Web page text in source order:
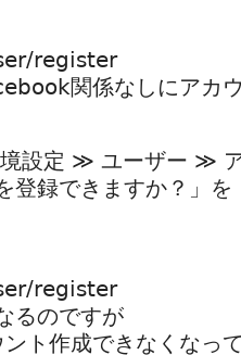
register
関係なしにアカ
設定 ≫ ユーザー ≫
録できますか？」を
register
るのですが
ト作成できなくなっ